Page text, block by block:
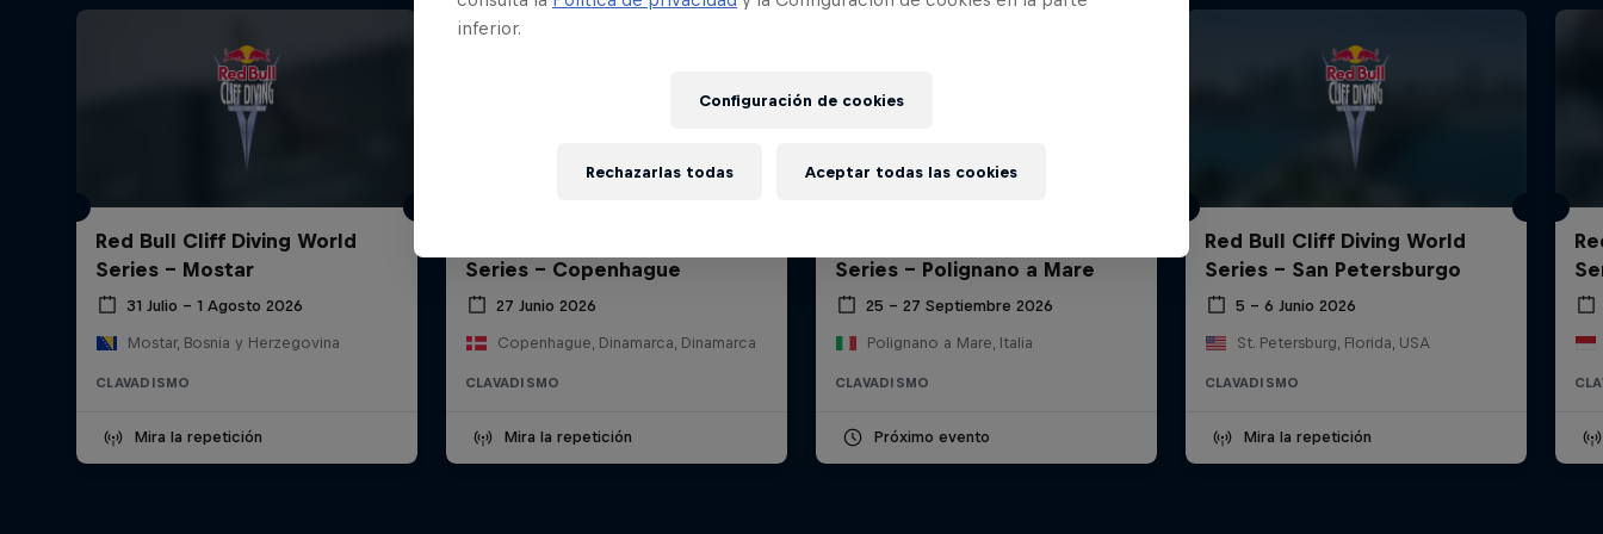
Red Bull Cliff Diving World
Series - Mostar
31 Julio – 1 Agosto 2026
Mostar, Bosnia y Herzegovina
CLAVADISMO
Mira la repetición
Series - Copenhague
27 Junio 2026
Copenhague, Dinamarca, Dinamarca
CLAVADISMO
Mira la repetición
Series - Polignano a Mare
25 – 27 Septiembre 2026
Polignano a Mare, Italia
CLAVADISMO
Próximo evento
Red Bull Cliff Diving World
Series - San Petersburgo
5 – 6 Junio 2026
St. Petersburg, Florida, USA
CLAVADISMO
Mira la repetición
inferior.
Configuración de cookies
Rechazarlas todas Aceptar todas las cookies